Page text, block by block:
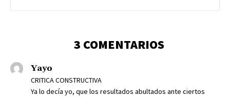
3 COMENTARIOS
Yayo
CRITICA CONSTRUCTIVA
Ya lo decía yo, que los resultados abultados ante ciertos